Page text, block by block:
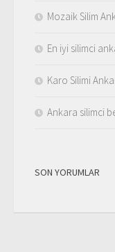
Mozaik Silim
En iyi silimci
Karo Silimi
Ankara silimci
SON YORUMLAR